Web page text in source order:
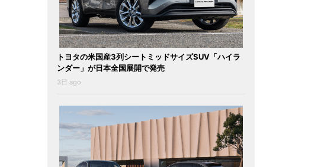
トヨタの米国産3列シートミッドサイズSUV「ハイラ
ンダー」が日本全国展開で発売
3日 ago